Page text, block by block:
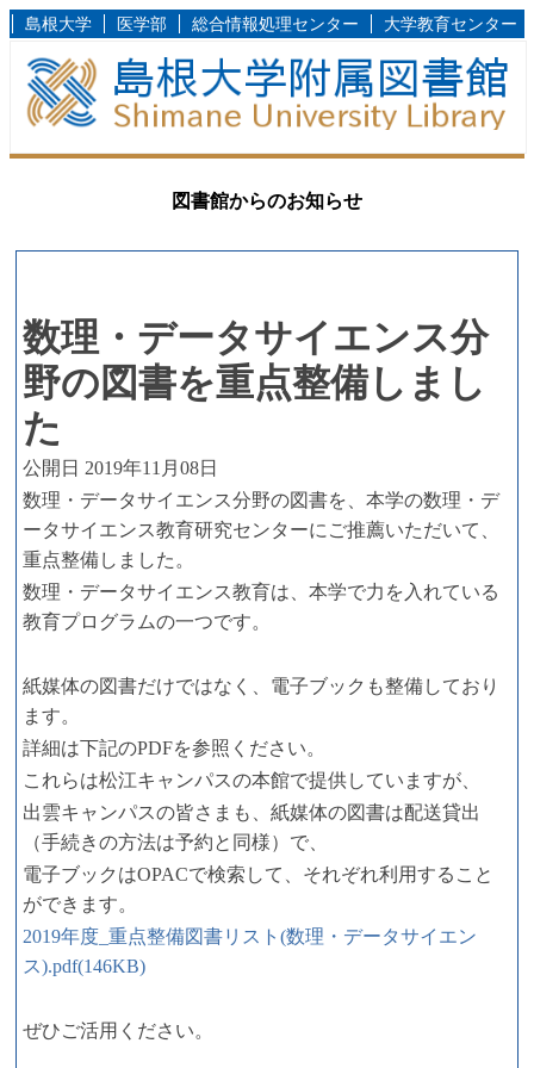
島根大学 医学部 総合情報処理センター 大学教育センター
図書館からのお知らせ
数理・データサイエンス分
野の図書を重点整備しまし
た
公開日 2019年11月08日
数理・データサイエンス分野の図書を、本学の数理・デ
ータサイエンス教育研究センターにご推薦いただいて、
重点整備しました。
数理・データサイエンス教育は、本学で力を入れている
教育プログラムの一つです。
紙媒体の図書だけではなく、電子ブックも整備しており
ます。
詳細は下記のPDFを参照ください。
これらは松江キャンパスの本館で提供していますが、
出雲キャンパスの皆さまも、紙媒体の図書は配送貸出
（手続きの方法は予約と同様）で、
電子ブックはOPACで検索して、それぞれ利用すること
ができます。
2019年度_重点整備図書リスト(数理・データサイエン
ス).pdf(146KB)
ぜひご活用ください。